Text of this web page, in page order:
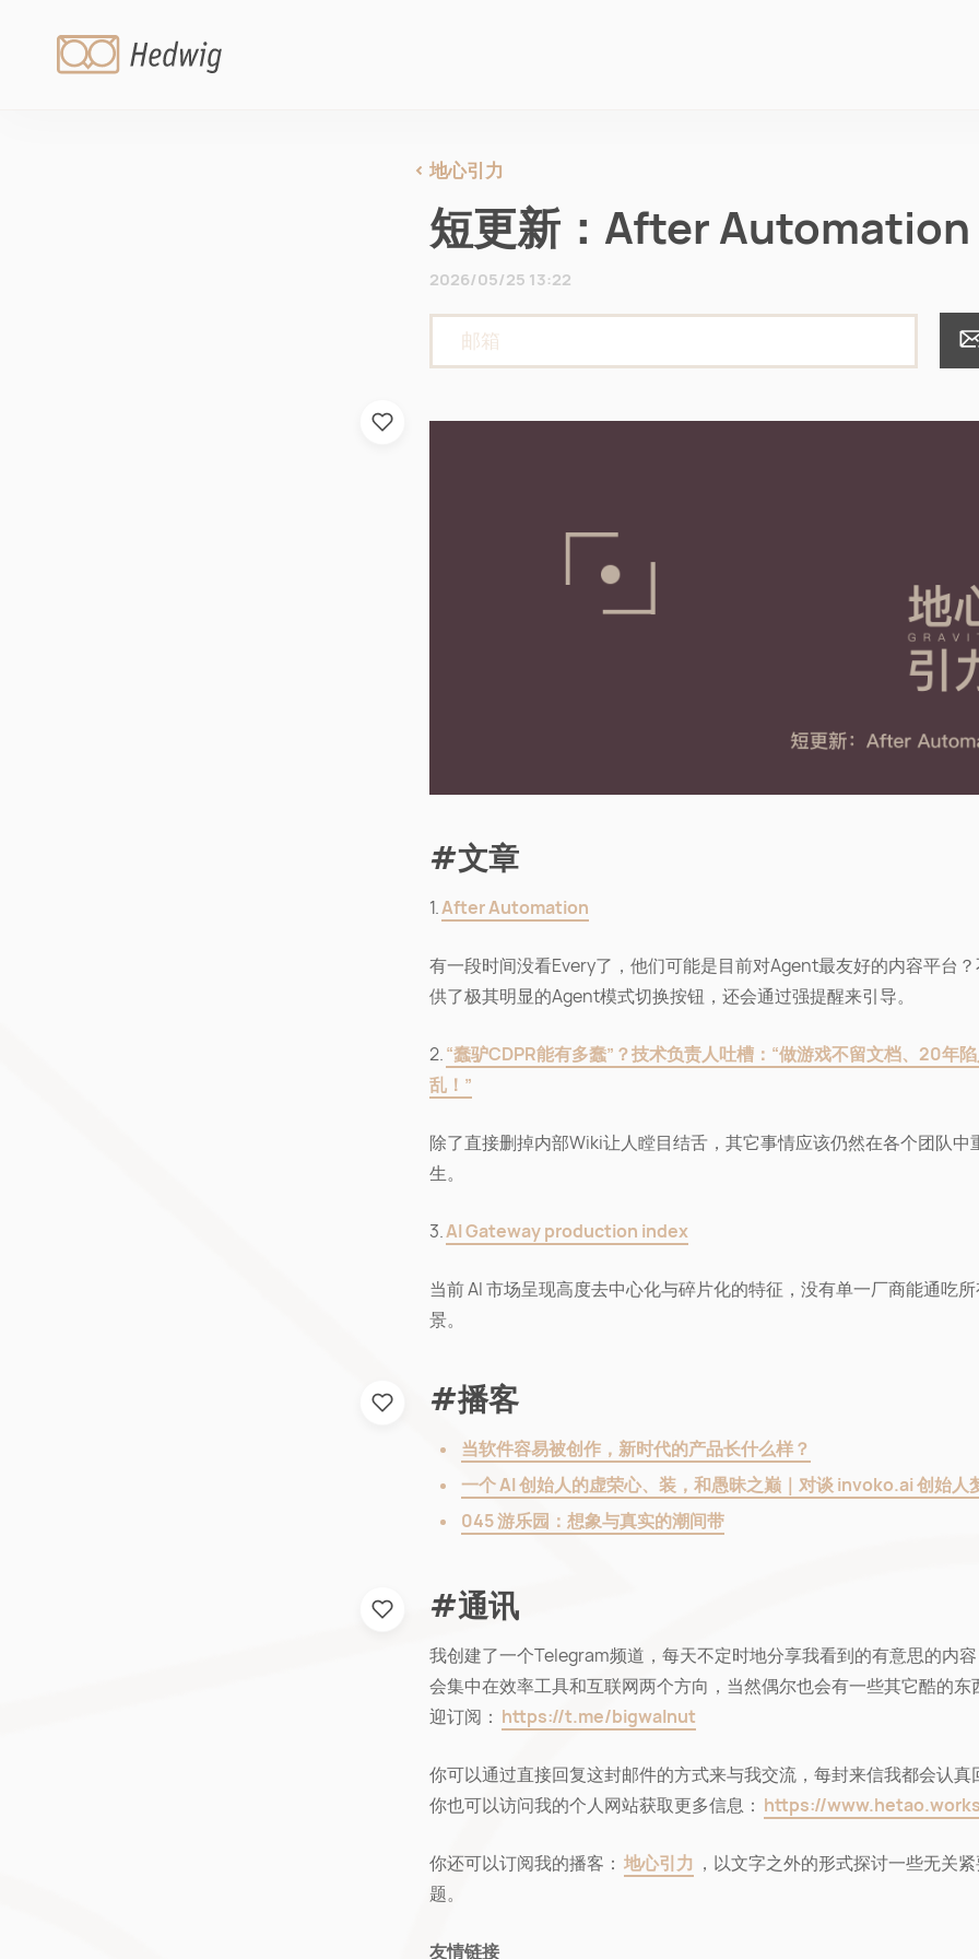
地心引力
短更新：After Automation
2026/05/25 13:22
#文章
1.After Automation
有一段时间没看Every了，他们可能是目前对Agent最友好的内容平台
供了极其明显的Agent模式切换按钮，还会通过强提醒来引导。
2.“蠢驴CDPR能有多蠢”？技术负责人吐槽：“做游戏不留文档、20年
乱！”
除了直接删掉内部Wiki让人瞠目结舌，其它事情应该仍然在各个团队中
生。
3.AI Gateway production index
当前 AI 市场呈现高度去中心化与碎片化的特征，没有单一厂商能通吃
景。
#播客
当软件容易被创作，新时代的产品长什么样？
一个 AI 创始人的虚荣心、装，和愚昧之巅｜对谈 invoko.ai 创始人
045 游乐园：想象与真实的潮间带
#通讯
我创建了一个Telegram频道，每天不定时地分享我看到的有意思的内
会集中在效率工具和互联网两个方向，当然偶尔也会有一些其它酷的东
迎订阅： https://t.me/bigwalnut
你可以通过直接回复这封邮件的方式来与我交流，每封来信我都会认真
你也可以访问我的个人网站获取更多信息： https://
你还可以订阅我的播客： 地心引力 ，以文字之外的形式探讨一些无关
题。
友情链接